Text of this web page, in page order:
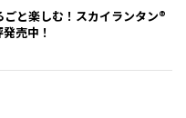
ごと楽しむ！スカイランタン®
売中！